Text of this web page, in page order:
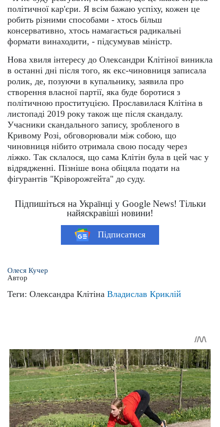
політичної кар'єри. Я всім бажаю успіху, кожен це
робить різними способами - хтось більш
консервативно, хтось намагається радикальні
формати винаходити, - підсумував міністр.
Нова хвиля інтересу до Олександри Клітіної виникла
в останні дні після того, як екс-чиновниця записала
ролик, де, позуючи в купальнику, заявила про
створення власної партії, яка буде боротися з
політичною проституцією. Прославилася Клітіна в
листопаді 2019 року також ще після скандалу.
Учасники скандального запису, зробленого в
Кривому Розі, обговорювали між собою, що
чиновниця нібито отримала свою посаду через
ліжко. Так склалося, що сама Клітін була в цей час у
відрядженні. Пізніше вона обіцяла подати на
фігурантів "Кріворожгейта" до суду.
Підпишіться на Українці у Google News! Тільки
найяскравіші новини!
Підписатися
Олеся Кучер
Автор
Теги: Олександра Клітіна Владислав Криклій